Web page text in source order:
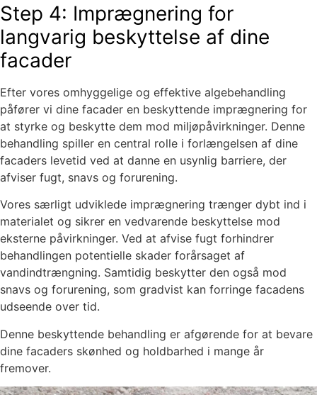
Step 4: Imprægnering for
langvarig beskyttelse af dine
facader
Efter vores omhyggelige og effektive algebehandling
påfører vi dine facader en beskyttende imprægnering for
at styrke og beskytte dem mod miljøpåvirkninger. Denne
behandling spiller en central rolle i forlængelsen af dine
facaders levetid ved at danne en usynlig barriere, der
afviser fugt, snavs og forurening.
Vores særligt udviklede imprægnering trænger dybt ind i
materialet og sikrer en vedvarende beskyttelse mod
eksterne påvirkninger. Ved at afvise fugt forhindrer
behandlingen potentielle skader forårsaget af
vandindtrængning. Samtidig beskytter den også mod
snavs og forurening, som gradvist kan forringe facadens
udseende over tid.
Denne beskyttende behandling er afgørende for at bevare
dine facaders skønhed og holdbarhed i mange år
fremover.